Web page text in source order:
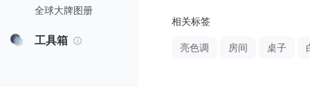
全球大牌图册
工具箱
相关标签
亮色调 房间 桌子